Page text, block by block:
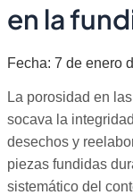
en la
Fecha: 7 de enero
La porosidad en
socava la
desechos y
piezas fundidas
sistemático del